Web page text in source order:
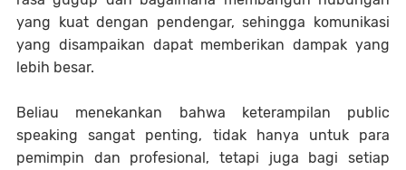
yang kuat dengan pendengar, sehingga komunikasi
yang disampaikan dapat memberikan dampak yang
lebih besar.
Beliau menekankan bahwa keterampilan public
speaking sangat penting, tidak hanya untuk para
pemimpin dan profesional, tetapi juga bagi setiap